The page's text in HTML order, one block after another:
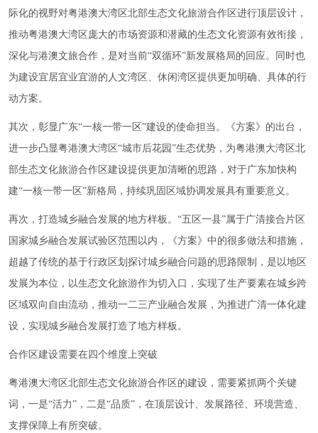
际化的视野对粤港澳大湾区北部生态文化旅游合作区进行顶层设计，
推动粤港澳大湾区庞大的市场资源和潜藏的生态文化资源有效衔接，
深化与港澳文旅合作，是对当前“双循环”新发展格局的回应。同时也
为建设宜居宜业宜游的人文湾区、休闲湾区提供更加明确、具体的行
动方案。
其次，彰显广东“一核一带一区”建设的使命担当。《方案》的出台，
进一步凸显粤港澳大湾区“城市后花园”生态优势，为粤港澳大湾区北
部生态文化旅游合作区建设提供更加清晰的思路，对于广东加快构
建“一核一带一区”新格局，持续巩固区域协调发展具有重要意义。
再次，打造城乡融合发展的地方样板。“五区一县”属于广清接合片区
国家城乡融合发展试验区范围以内，《方案》中的很多做法和措施，
超越了传统的基于行政区划探讨城乡融合问题的思路限制，是以地区
发展为本位，以生态文化旅游作为切入口，实现了生产要素在城乡跨
区域双向自由流动，推动一二三产业融合发展，为推进广清一体化建
设，实现城乡融合发展打造了地方样板。
合作区建设需要在四个维度上突破
粤港澳大湾区北部生态文化旅游合作区的建设，需要紧抓两个关键
词，一是“活力”，二是“品质”，在顶层设计、发展路径、环境营造、
支撑保障上有所突破。